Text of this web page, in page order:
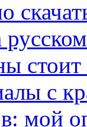
с
мой